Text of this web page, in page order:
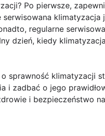
Po pierwsze,
regularne
dzień, kiedy
sprawność klimatyzacji
zadbać o jego
i bezpieczeństwo